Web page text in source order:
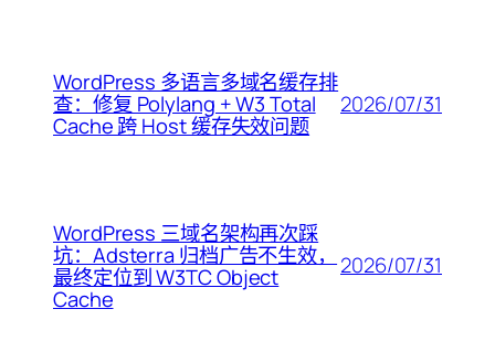
WordPress 多语言多域名缓存排
查：修复 Polylang + W3 Total
Cache 跨 Host 缓存失效问题
2026/07/31
WordPress 三域名架构再次踩
坑：Adsterra 归档广告不生效，
最终定位到 W3TC Object
Cache
2026/07/31